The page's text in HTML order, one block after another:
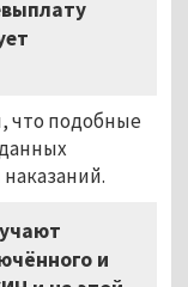
что подобные
и